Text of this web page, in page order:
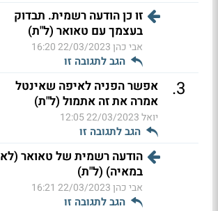
זו כן הודעה רשמית. תבדוק
בעצמך עם טאואר (ל"ת)
אבי כהן22/03/2023 16:20
הגב לתגובה זו
3
.
אפשר הפניה לאיפה שאינטל
אמרה את זה אתמול (ל"ת)
יואל22/03/2023 12:05
הגב לתגובה זו
הודעה רשמית של טאואר (לא
במאיה) (ל"ת)
אבי כהן22/03/2023 16:21
הגב לתגובה זו